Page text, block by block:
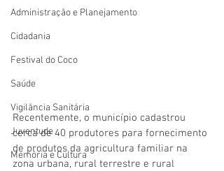
Administração e Planejamento
Cidadania
Festival do Coco
Saúde
Vigilãncia Sanitária
Juventude
Memória e Cultura
Recentemente, o município cadastrou
cerca de 40 produtores para fornecimento
de produtos da agricultura familiar na
zona urbana, rural terrestre e rural